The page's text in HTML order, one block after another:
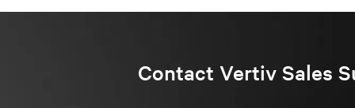
Contact Vertiv Sales